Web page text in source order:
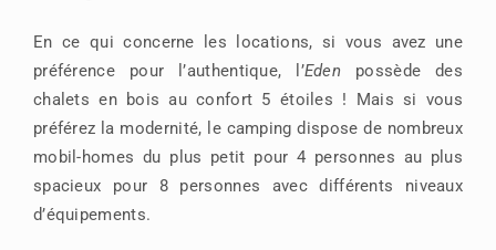
En ce qui concerne les locations, si vous avez une
préférence pour l’authentique, l’Eden possède des
chalets en bois au confort 5 étoiles ! Mais si vous
préférez la modernité, le camping dispose de nombreux
mobil-homes du plus petit pour 4 personnes au plus
spacieux pour 8 personnes avec différents niveaux
d’équipements.